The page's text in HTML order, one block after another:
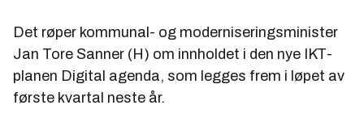
Det røper kommunal- og moderniseringsminister
Jan Tore Sanner (H) om innholdet i den nye IKT-
planen Digital agenda, som legges frem i løpet av
første kvartal neste år.